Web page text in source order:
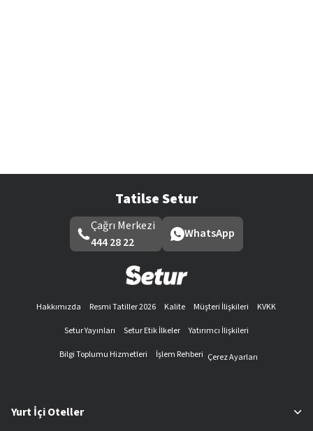
Tatilse Setur
Çağrı Merkezi
444 28 22
WhatsApp
Hakkımızda Resmi Tatiller 2026 Kalite Müşteri İlişkileri
KVKK
Setur Yayınları
Setur Etik İlkeler
Yatırımcı İlişkileri
Bilgi Toplumu Hizmetleri
İşlem Rehberi Çerez Ayarları
Yurt İçi Oteller